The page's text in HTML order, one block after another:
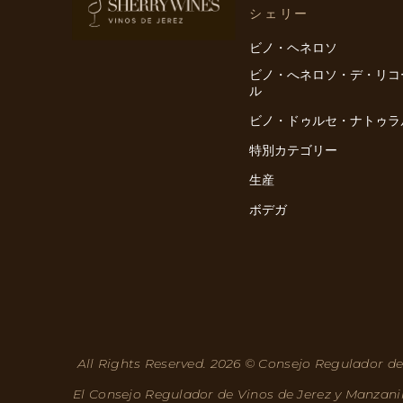
シェリー
ビノ・ヘネロソ
ビノ・へネロソ・デ・リ
ル
ビノ・ドゥルセ・ナトゥ
特別カテゴリー
生産
ボデガ
All Rights Reserved. 2026 © Consejo Regulador
El Consejo Regulador de Vinos de Jerez y